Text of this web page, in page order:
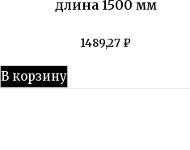
длина 1500 мм
1489,27 ₽
В корзину